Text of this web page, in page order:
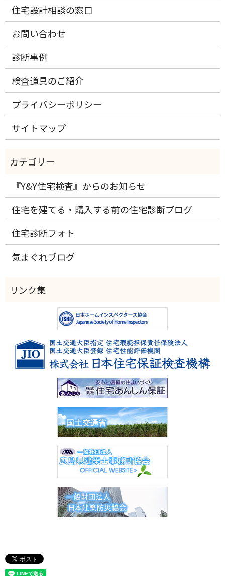
住宅設計相談の窓口
お問い合わせ
診断事例
検査道具のご紹介
プライバシーポリシー
サイトマップ
『Y&Y住宅検査』からのお知らせ
住宅を建てる・購入する前の住宅診断ブログ
住宅診断フォト
気まぐれブログ